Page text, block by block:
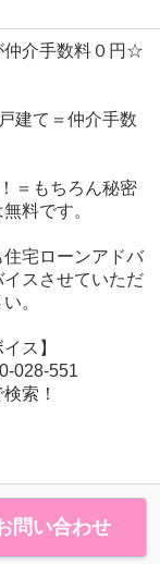
介手数料０円☆
建て＝仲介手数
＝もちろん秘密
料です。
宅ローンアドバ
スさせていただ
。
ス】
028-551
索！
問い合わせ